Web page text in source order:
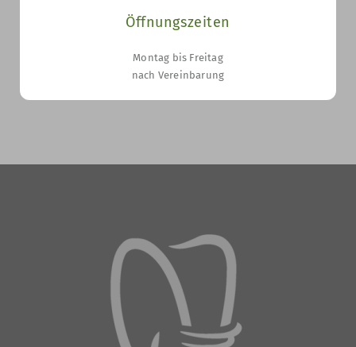
Öffnungszeiten
Montag bis Freitag
nach Vereinbarung